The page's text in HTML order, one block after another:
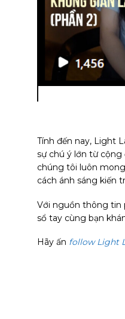
Tính đến nay, Light
sự chú ý lớn từ
chúng tôi luôn
cách ánh sáng kiến
Với nguồn thông tin
sổ tay cùng bạn
Hãy ấn follow Light